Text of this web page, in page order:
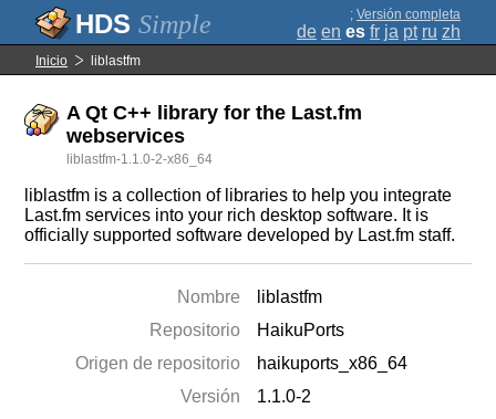
Simple ; Versión completa
de en es fr ja pt ru zh
Inicio liblastfm
A Qt C++ library for the Last.fm
webservices
liblastfm-1.1.0-2-x86_64
liblastfm is a collection of libraries to help you integrate
Last.fm services into your rich desktop software. It is
officially supported software developed by Last.fm staff.
Nombre
liblastfm
Repositorio
HaikuPorts
Origen de repositorio
haikuports_x86_64
Versión
1.1.0-2